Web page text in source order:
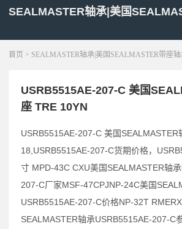
SEALMASTER轴承|美国
首页 > SEALMASTER轴承|美国SEALMASTER带座
USRB5515AE-207-C 美国
座 TRE 10YN
USRB5515AE-207-C 美国SEALMASTER
18,USRB5515AE-207-C货期价格，
寸 MPD-43C CXU美国SEALMASTER轴
207-C厂家MSF-47CPJNP-24C美国
USRB5515AE-207-C价格NP-32T
SEALMASTER轴承USRB5515AE-207-C